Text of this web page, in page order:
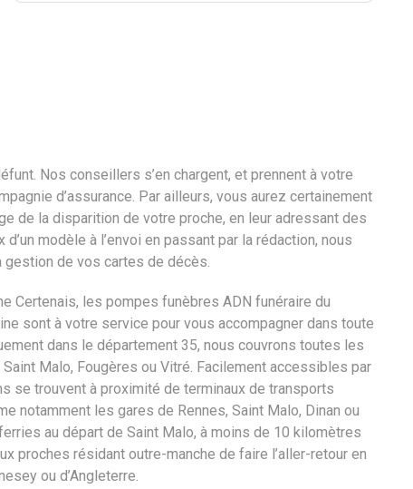
Nos conseillers s’en chargent, et prennent à votre
d’assurance. Par ailleurs, vous aurez certainement
de la disparition de votre proche, en leur adressant des
d’un modèle à l’envoi en passant par la rédaction, nous
de vos cartes de décès.
Certenais, les pompes funèbres ADN funéraire du
sont à votre service pour vous accompagner dans toute
dans le département 35, nous couvrons toutes les
Malo, Fougères ou Vitré. Facilement accessibles par
se trouvent à proximité de terminaux de transports
notamment les gares de Rennes, Saint Malo, Dinan ou
au départ de Saint Malo, à moins de 10 kilomètres
proches résidant outre-manche de faire l’aller-retour en
ou d’Angleterre.